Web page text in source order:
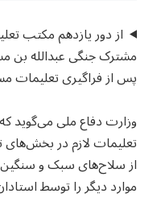
از دور یازدهم مکتب
پس از فراگیری تعلیمات
وزارت دفاع ملی می‌گوید
تعلیمات لازم در بخش‌های
از سلاح‌های سبک و
موارد دیگر را توسط